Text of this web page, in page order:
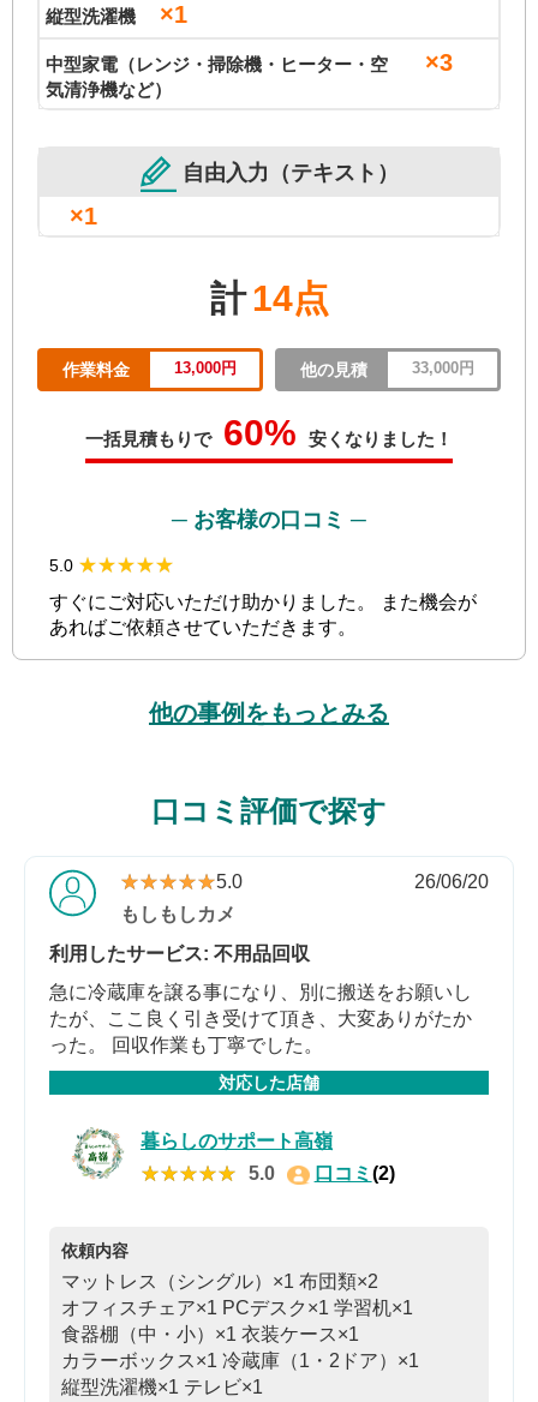
縦型洗濯機 ×1
中型家電（レンジ・掃除機・ヒーター・空
気清浄機など）
×3
自由入力（テキスト）
×1
計14点
作業料金 13,000円 他の見積 33,000円
一括見積もりで 60% 安くなりました！
─ お客様の口コミ ─
5.0 ★★★★★
★★★★★
すぐにご対応いただけ助かりました。 また機会が
あればご依頼させていただきます。
他の事例をもっとみる
口コミ評価で探す
★★★★★
★★★★★5.0
26/06/20
もしもしカメ
利用したサービス: 不用品回収
急に冷蔵庫を譲る事になり、別に搬送をお願いし
たが、ここ良く引き受けて頂き、大変ありがたか
った。 回収作業も丁寧でした。
対応した店舗
暮らしのサポート高嶺
★★★★★
★★★★★ 5.0 口コミ (2)
依頼内容
マットレス（シングル）×1 布団類×2
オフィスチェア×1 PCデスク×1 学習机×1
食器棚（中・小）×1 衣装ケース×1
カラーボックス×1 冷蔵庫（1・2ドア）×1
縦型洗濯機×1 テレビ×1